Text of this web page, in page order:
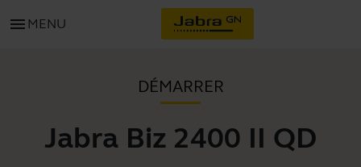
menu MENU
DÉMARRER
Jabra Biz 2400 II QD